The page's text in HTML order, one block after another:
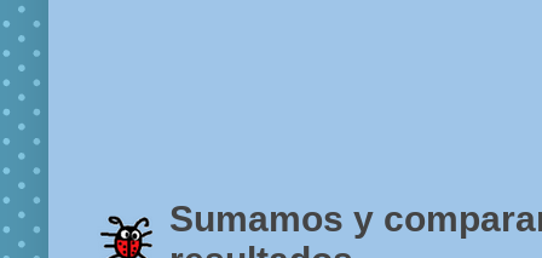
Sumamos y